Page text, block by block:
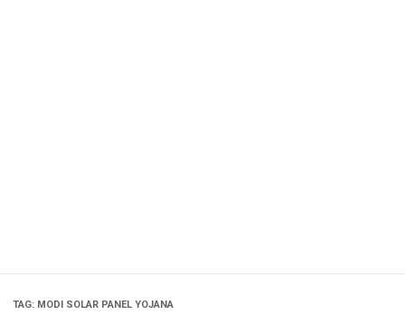
TAG: MODI SOLAR PANEL YOJANA